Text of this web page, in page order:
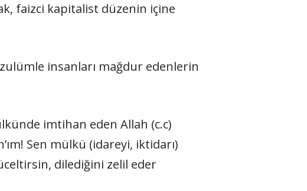
faizci kapitalist düzenin içine
insanları mağdur edenlerin
imtihan eden Allah (c.c)
Sen mülkü (idareyi, iktidarı)
dilediğini zelil eder